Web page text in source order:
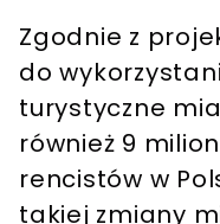
Zgodnie z
do
turystyczne
również 9
rencistów w
takiej zmiany